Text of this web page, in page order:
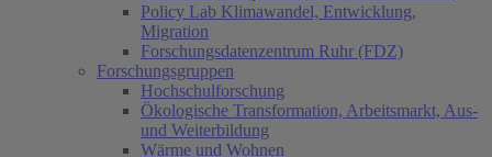
Policy Lab Klimawandel, Entwicklung,
Migration
Forschungsdatenzentrum Ruhr (FDZ)
Forschungsgruppen
Hochschulforschung
Ökologische Transformation, Arbeitsmarkt, Aus-
und Weiterbildung
Wärme und Wohnen